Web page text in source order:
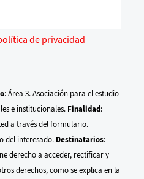
de privacidad
: Área 3. Asociación para el estudio
e institucionales. Finalidad:
a través del formulario.
del interesado. Destinatarios:
derecho a acceder, rectificar y
derechos, como se explica en la